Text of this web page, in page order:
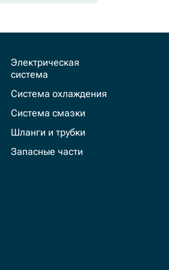
Электрическая
система
Система охлаждения
Система смазки
Шланги и трубки
Запасные части